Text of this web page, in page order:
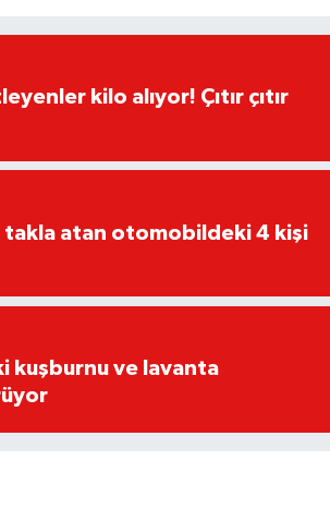
kilo alıyor! Çıtır çıtır
takla atan otomobildeki 4 kişi
kuşburnu ve lavanta